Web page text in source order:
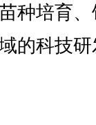
种培育
的科技